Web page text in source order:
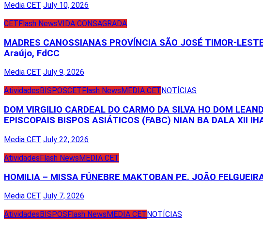
Media CET July 10, 2026
CETFlash NewsVIDA CONSAGRADA
MADRES CANOSSIANAS PROVÍNCIA SÃO JOSÉ TIMOR-
Araújo, FdCC
Media CET July 9, 2026
Atividades BISPOSCET Flash News MEDIA CET NOTÍCIAS
DOM VIRGILIO CARDEAL DO CARMO DA SILVA HO DOM
EPISCOPAIS BISPOS ASIÁTICOS (FABC) NIAN BA DALA XII
Media CET July 22, 2026
AtividadesFlash NewsMEDIA CET
HOMILIA – MISSA FÚNEBRE MAKTOBAN PE. JOÃO
Media CET July 7, 2026
Atividades BISPOS Flash News MEDIA CET NOTÍCIAS